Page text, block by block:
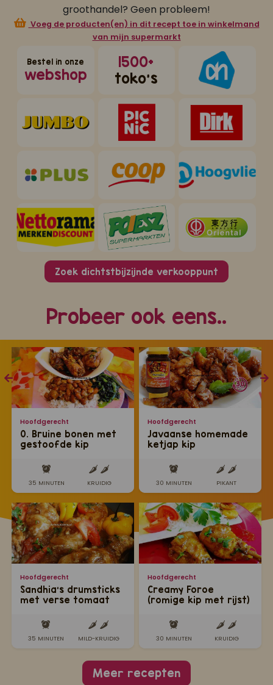
groothandel? Geen probleem!
Voeg de producten(en) in dit recept toe in winkelmand
van mijn supermarkt
Bestel in onze
webshop
1500+
toko's
Zoek dichtstbijzijnde verkooppunt
Probeer ook eens..
Hoofdgerecht
0. Bruine bonen met
gestoofde kip
35 MINUTEN KRUIDIG
Hoofdgerecht
Sandhia's drumsticks
met verse tomaat
35 MINUTEN MILD-KRUIDIG
Hoofdgerecht
Javaanse homemade
ketjap kip
30 MINUTEN PIKANT
Hoofdgerecht
Creamy Foroe
(romige kip met rijst)
30 MINUTEN KRUIDIG
Meer recepten